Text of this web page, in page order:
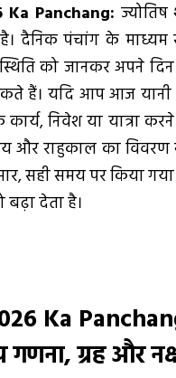
Ka Panchang:
दैनिक पंचांग के माध्यम
को जानकर अपने
हैं। यदि आप आज यानी
निवेश या यात्रा
और राहुकाल का विवरण
सही समय पर किया
देता है।
Ka
गणना, ग्रह और